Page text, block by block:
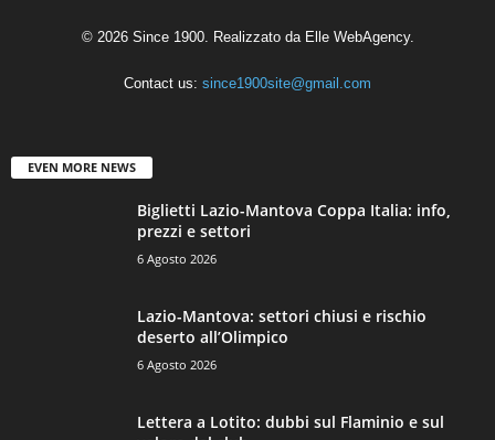
© 2026 Since 1900. Realizzato da Elle WebAgency.
Contact us: since1900site@gmail.com
EVEN MORE NEWS
Biglietti Lazio-Mantova Coppa Italia: info,
prezzi e settori
6 Agosto 2026
Lazio-Mantova: settori chiusi e rischio
deserto all’Olimpico
6 Agosto 2026
Lettera a Lotito: dubbi sul Flaminio e sul